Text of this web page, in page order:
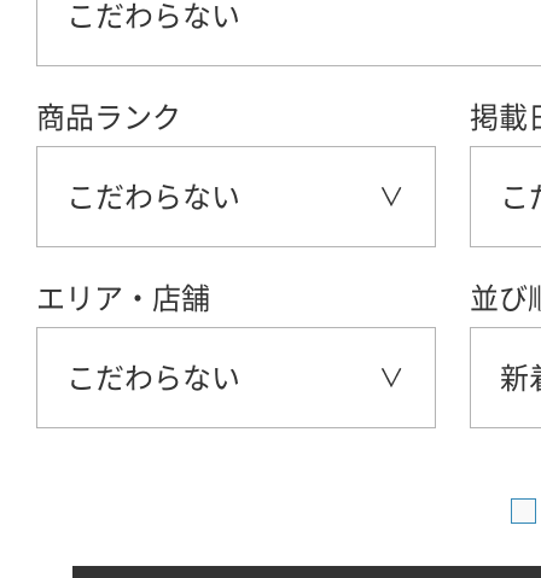
こだわらない
商品ランク
こだわらない
掲載
こ
エリア・店舗
こだわらない
並び
新